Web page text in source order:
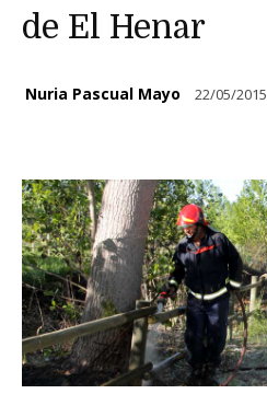
de El Henar
Nuria Pascual Mayo 22/05/2015